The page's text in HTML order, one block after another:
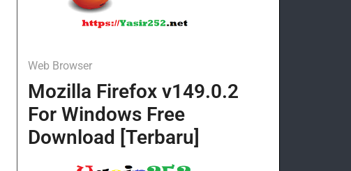
Web Browser
Mozilla Firefox v149.0.2
For Windows Free
Download [Terbaru]